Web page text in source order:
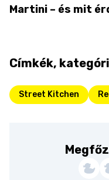
Martini – és mit
Címkék,
Street Kitchen